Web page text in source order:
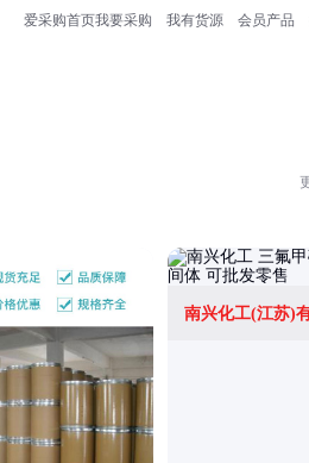
爱采购首页我要采购 我有货源 会员产品
南兴化工(江苏)